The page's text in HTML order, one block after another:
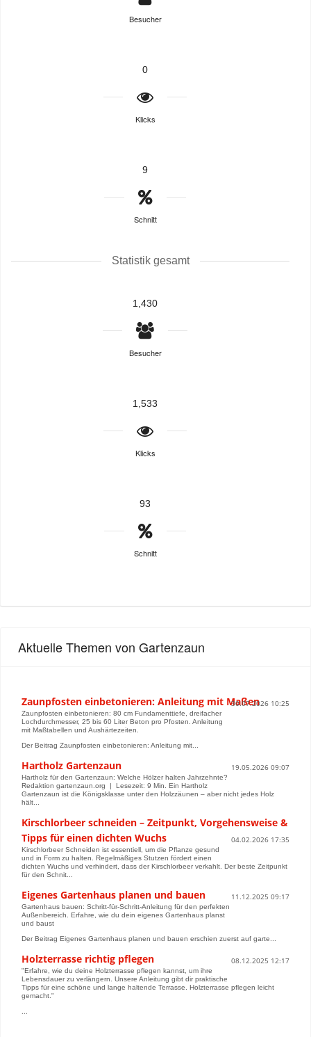
Besucher
0
Klicks
9
Schnitt
Statistik gesamt
1,430
Besucher
1,533
Klicks
93
Schnitt
Aktuelle Themen von Gartenzaun
Zaunpfosten einbetonieren: Anleitung mit Maßen30.07.2026 10:25
Zaunpfosten einbetonieren: 80 cm Fundamenttiefe, dreifacher
Lochdurchmesser, 25 bis 60 Liter Beton pro Pfosten. Anleitung
mit Maßtabellen und Aushärtezeiten.
Der Beitrag Zaunpfosten einbetonieren: Anleitung mit...
Hartholz Gartenzaun 19.05.2026 09:07
Hartholz für den Gartenzaun: Welche Hölzer halten Jahrzehnte?
Redaktion gartenzaun.org | Lesezeit: 9 Min. Ein Hartholz
Gartenzaun ist die Königsklasse unter den Holzzäunen – aber nicht jedes Holz
hält...
Kirschlorbeer schneiden – Zeitpunkt, Vorgehensweise &
Tipps für einen dichten Wuchs
04.02.2026 17:35
Kirschlorbeer Schneiden ist essentiell, um die Pflanze gesund
und in Form zu halten. Regelmäßiges Stutzen fördert einen
dichten Wuchs und verhindert, dass der Kirschlorbeer verkahlt. Der beste Zeitpunkt
für den Schnit...
Eigenes Gartenhaus planen und bauen 11.12.2025 09:17
Gartenhaus bauen: Schritt-für-Schritt-Anleitung für den perfekten
Außenbereich. Erfahre, wie du dein eigenes Gartenhaus planst
und baust
Der Beitrag Eigenes Gartenhaus planen und bauen erschien zuerst auf garte...
Holzterrasse richtig pflegen 08.12.2025 12:17
"Erfahre, wie du deine Holzterrasse pflegen kannst, um ihre
Lebensdauer zu verlängern. Unsere Anleitung gibt dir praktische
Tipps für eine schöne und lange haltende Terrasse. Holzterrasse pflegen leicht
gemacht."
...